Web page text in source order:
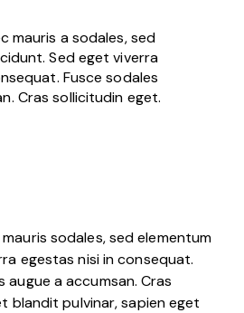
mauris a sodales, sed
Sed eget viverra
Fusce sodales
Cras sollicitudin eget.
sodales, sed elementum
egestas nisi in consequat.
augue a accumsan. Cras
blandit pulvinar, sapien eget